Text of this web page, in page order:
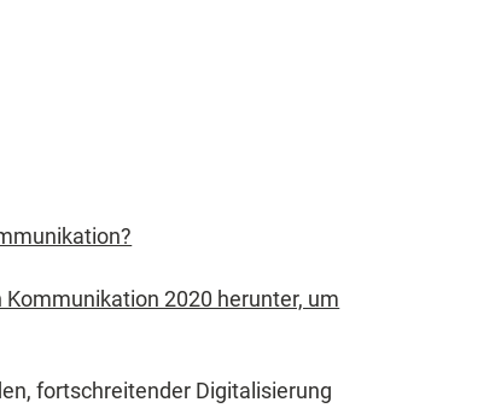
2020 herunter, um
fortschreitender Digitalisierung